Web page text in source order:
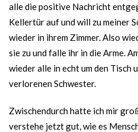
alle die positive Nachricht
Kellertür auf und will zu meiner
wieder in ihrem Zimmer. Also
sie zu und falle ihr in die Arme.
wieder alle in echt um den Tisch
verlorenen Schwester.
Zwischendurch hatte ich mir
verstehe jetzt gut, wie es